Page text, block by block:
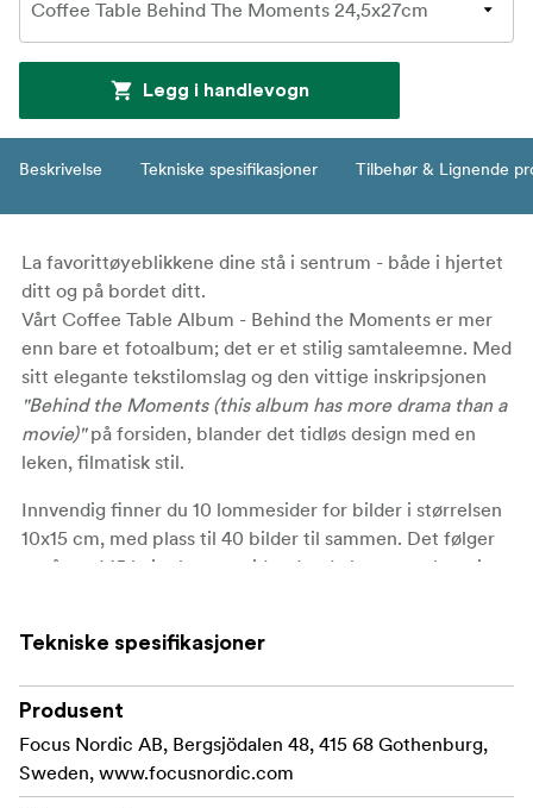
Legg i handlevogn
Beskrivelse Tekniske spesifikasjoner Tilbehør & Lignende
La favorittøyeblikkene dine stå i sentrum - både i hjertet
ditt og på bordet ditt.
Vårt Coffee Table Album - Behind the Moments er mer
enn bare et fotoalbum; det er et stilig samtaleemne. Med
sitt elegante tekstilomslag og den vittige inskripsjonen
"Behind the Moments (this album has more drama than a
movie)"på forsiden, blander det tidløs design med en
leken, filmatisk stil.
Innvendig finner du 10 lommesider for bilder i størrelsen
10x15 cm, med plass til 40 bilder til sammen. Det følger
også med 15 hvite kartongsider
der du kan være kreativ -
reiser, familieminner eller de små øyeblikkene i
hverdagen.
× 21 cm er den perfekt å ha stående fremme på
salongbordet eller i hyllen.
Tekniske spesifikasjoner
Produsent
Focus Nordic AB, Bergsjödalen 48, 415 68 Gothenburg,
Sweden, www.focusnordic.com